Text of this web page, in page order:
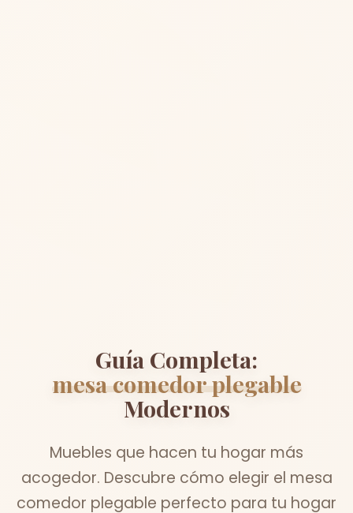
Guía Completa:
mesa comedor plegable
Modernos
Muebles que hacen tu hogar más
acogedor. Descubre cómo elegir el mesa
comedor plegable perfecto para tu hogar